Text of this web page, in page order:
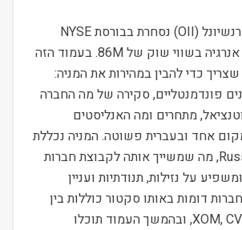
אושנאירינג אינטרנשיונל (OII) נסחרת בבורסת NYSE
ופועלת בסקטור אנרגיה בשווי שוק של 86M. בעמוד הזה
כדי להבין במהירות את המניה:
פונדמנטליים, סקירה של מה החברה
מתחרים ומה האנליסטים
אחד ובעברית פשוטה. המניה נכללת
במדד Russell 2000, מה שמשייך אותה לקבוצת חברות
על נזילות, תנודתיות ועניין
דומות באותו סקטור כוללות בין
היתר את XOM, CVX, COP, ובהמשך העמוד תוכלו